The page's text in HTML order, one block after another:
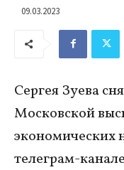
09.03.2023
Сергея Зуева
Московской
экономических
телеграм-